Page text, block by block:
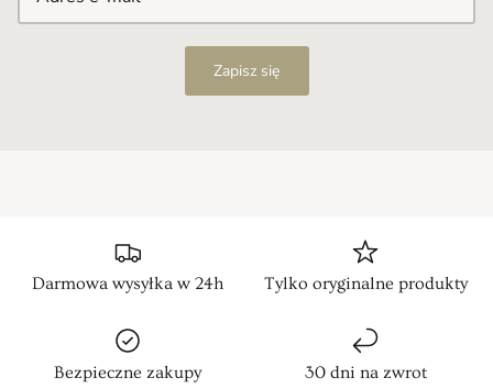
Zapisz się
Darmowa wysyłka w 24h Tylko oryginalne produkty
Bezpieczne zakupy 30 dni na zwrot